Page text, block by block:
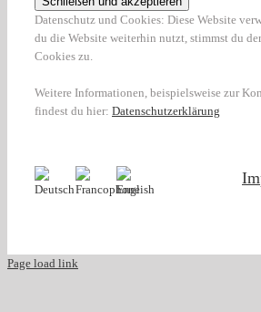
Datenschutz und Cookies: Diese Website
du die Website weiterhin nutzt, stimmst du
Cookies zu.
Weitere Informationen, beispielsweise zur
findest du hier: Datenschutzerklärung
Page load link